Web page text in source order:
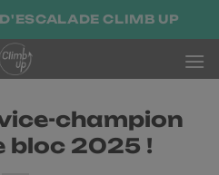
CLIMB UP
champion
bloc 2025 !